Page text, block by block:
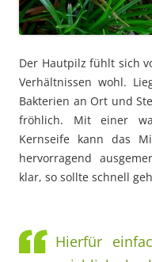
Der Hautpilz fühlt sich
Verhältnissen wohl.
Bakterien an Ort und
fröhlich. Mit einer
Kernseife kann das
hervorragend
klar, so sollte schnell
Hierfür